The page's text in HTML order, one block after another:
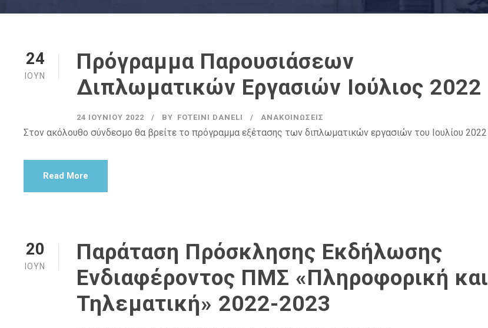
24
ΙΟΎΝ
Πρόγραμμα Παρουσιάσεων
Διπλωματικών Εργασιών Ιούλιος 2022
24 ΙΟΥΝΊΟΥ 2022 BY FOTEINI DANELI ΑΝΑΚΟΙΝΏΣΕΙΣ
Στον ακόλουθο σύνδεσμο θα βρείτε το πρόγραμμα εξέτασης των διπλωματικών εργασιών του Ιουλίου 2022
Read More
20
ΙΟΎΝ
Παράταση Πρόσκλησης Εκδήλωσης
Ενδιαφέροντος ΠΜΣ «Πληροφορική και
Τηλεματική» 2022-2023